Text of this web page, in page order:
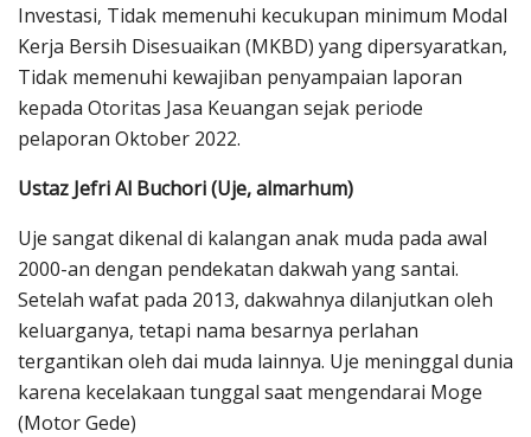
Investasi, Tidak memenuhi kecukupan minimum Modal
Kerja Bersih Disesuaikan (MKBD) yang dipersyaratkan,
Tidak memenuhi kewajiban penyampaian laporan
kepada Otoritas Jasa Keuangan sejak periode
pelaporan Oktober 2022.
Ustaz Jefri Al Buchori (Uje, almarhum)
Uje sangat dikenal di kalangan anak muda pada awal
2000-an dengan pendekatan dakwah yang santai.
Setelah wafat pada 2013, dakwahnya dilanjutkan oleh
keluarganya, tetapi nama besarnya perlahan
tergantikan oleh dai muda lainnya. Uje meninggal dunia
karena kecelakaan tunggal saat mengendarai Moge
(Motor Gede)